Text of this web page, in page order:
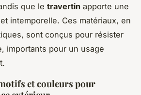
que le travertin apporte une
intemporelle. Ces matériaux, en
sont conçus pour résister
importants pour un usage
et couleurs pour